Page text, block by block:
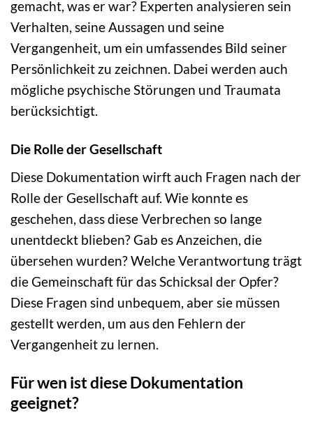
gemacht, was er war? Experten analysieren sein
Verhalten, seine Aussagen und seine
Vergangenheit, um ein umfassendes Bild seiner
Persönlichkeit zu zeichnen. Dabei werden auch
mögliche psychische Störungen und Traumata
berücksichtigt.
Die Rolle der Gesellschaft
Diese Dokumentation wirft auch Fragen nach der
Rolle der Gesellschaft auf. Wie konnte es
geschehen, dass diese Verbrechen so lange
unentdeckt blieben? Gab es Anzeichen, die
übersehen wurden? Welche Verantwortung trägt
die Gemeinschaft für das Schicksal der Opfer?
Diese Fragen sind unbequem, aber sie müssen
gestellt werden, um aus den Fehlern der
Vergangenheit zu lernen.
Für wen ist diese Dokumentation
geeignet?